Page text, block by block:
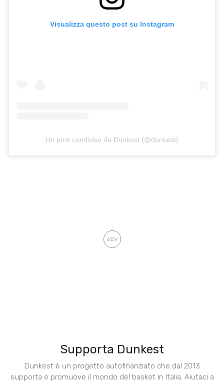
Visualizza questo post su Instagram
Un post condiviso da Dunkest (@dunkest)
Supporta Dunkest
Dunkest è un progetto autofinanziato che dal 2013
supporta e promuove il mondo del basket in Italia. Aiutaci a